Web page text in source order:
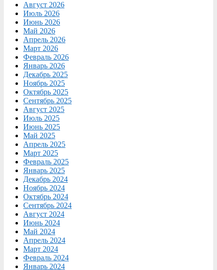
Август 2026
Июль 2026
Июнь 2026
Май 2026
Апрель 2026
Март 2026
Февраль 2026
Январь 2026
Декабрь 2025
Ноябрь 2025
Октябрь 2025
Сентябрь 2025
Август 2025
Июль 2025
Июнь 2025
Май 2025
Апрель 2025
Март 2025
Февраль 2025
Январь 2025
Декабрь 2024
Ноябрь 2024
Октябрь 2024
Сентябрь 2024
Август 2024
Июнь 2024
Май 2024
Апрель 2024
Март 2024
Февраль 2024
Январь 2024